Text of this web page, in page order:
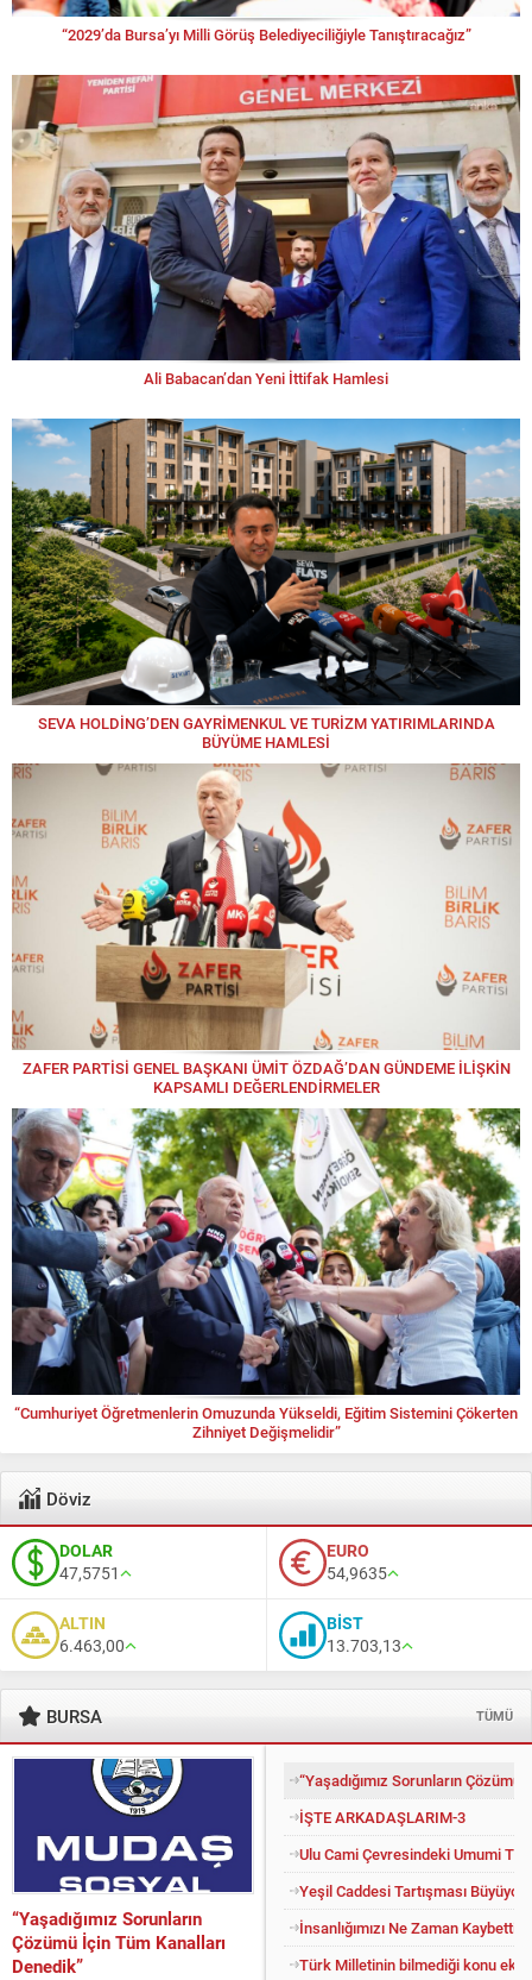
“2029’da Bursa’yı Milli Görüş Belediyeciliğiyle Tanıştıracağız”
Ali Babacan’dan Yeni İttifak Hamlesi
SEVA HOLDİNG’DEN GAYRİMENKUL VE TURİZM YATIRIMLARINDA
BÜYÜME HAMLESİ
ZAFER PARTİSİ GENEL BAŞKANI ÜMİT ÖZDAĞ’DAN GÜNDEME İLİŞKİN
KAPSAMLI DEĞERLENDİRMELER
“Cumhuriyet Öğretmenlerin Omuzunda Yükseldi, Eğitim Sistemini Çökerten
Zihniyet Değişmelidir”
Döviz
DOLAR
47,5751
EURO
54,9635
ALTIN
6.463,00
BİST
13.703,13
BURSA TÜMÜ
“Yaşadığımız Sorunların
Çözümü İçin Tüm Kanalları
Denedik”
“Yaşadığımız Sorunların
İŞTE ARKADAŞLARIM-3
Ulu Cami Çevresindeki Umumi
Yeşil Caddesi Tartışması Büyüyor
İnsanlığımızı Ne Zaman Kaybettik?
Türk Milletinin bilmediği konu